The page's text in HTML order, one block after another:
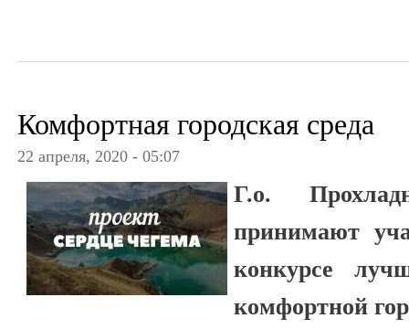
Комфортная городская среда
22 апреля, 2020 - 05:07
Г.о.
принимают
конкурсе
комфортной